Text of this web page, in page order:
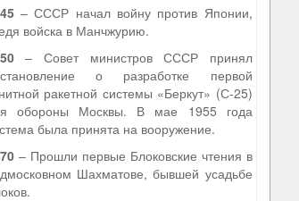
– СССР начал войну против Японии,
войска в Манчжурию.
– Совет министров СССР принял
о разработке первой
ракетной системы «Беркут» (С-25)
обороны Москвы. В мае 1955 года
была принята на вооружение.
– Прошли первые Блоковские чтения в
Шахматове, бывшей усадьбе